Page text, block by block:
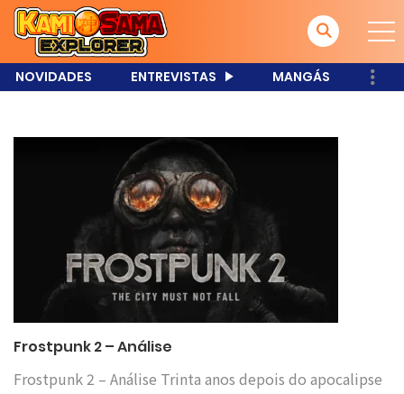
NOVIDADES ENTREVISTAS MANGÁS
Frostpunk 2 – Análise
Frostpunk 2 – Análise Trinta anos depois do apocalipse